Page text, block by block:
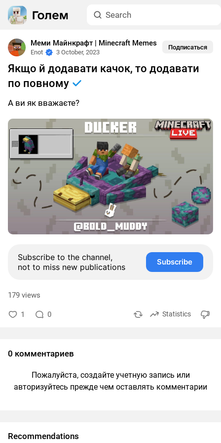
Меми Майнкрафт | Minecraft Memes
Enot 3 October, 2023
Подписаться
Якщо й додавати качок, то додавати
по повному
А ви як вважаєте?
Subscribe to the channel,
not to miss new publications
Subscribe
179 views
1 0 Statistics
0 комментариев
Пожалуйста, создайте учетную запись или
авторизуйтесь прежде чем оставлять комментарии
Recommendations